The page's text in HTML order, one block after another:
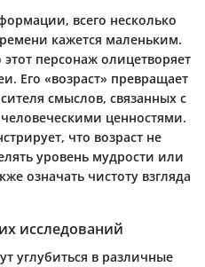
всего несколько
кажется маленьким.
персонаж олицетворяет
Его «возраст» превращает
смыслов, связанных с
ценностями.
что возраст не
уровень мудрости или
означать чистоту взгляда
исследований
углубиться в различные